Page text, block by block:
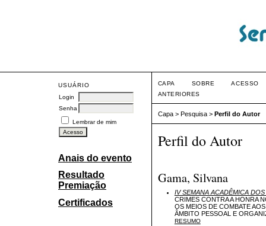
USUÁRIO
Login
Senha
Lembrar de mim
Anais do evento
Resultado
Premiação
Certificados
CAPA SOBRE
ACESSO
ANTERIORES
Capa> Pesquisa> Perfil do Autor
Perfil do Autor
Gama, Silvana
IV SEMANA ACADÊMICA
CRIMES CONTRA A HONRA
OS MEIOS DE COMBATE
ÂMBITO PESSOAL E
RESUMO